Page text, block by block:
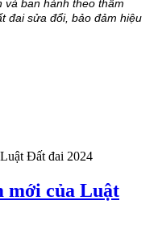
ban hành theo thẩm
đai sửa đổi, bảo đảm hiệu
mới của Luật